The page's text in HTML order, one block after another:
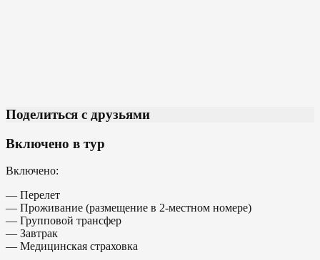
Поделиться с друзьями
Включено в тур
Включено:
— Перелет
— Проживание (размещение в 2-местном номере)
— Групповой трансфер
— Завтрак
— Медицинская страховка